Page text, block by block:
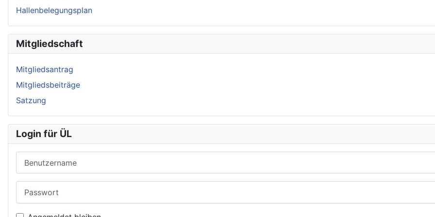
Hallenbelegungsplan
Mitgliedschaft
Mitgliedsantrag
Mitgliedsbeiträge
Satzung
Login für ÜL